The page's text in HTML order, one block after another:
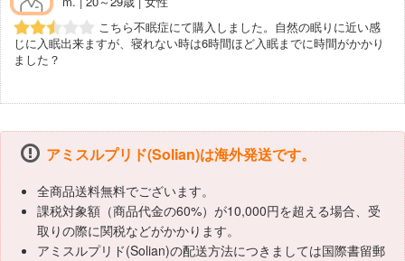
こちら不眠症にて購入しました。自然の眠りに近い感
じに入眠出来ますが、寝れない時は6時間ほど入眠までに時間がかかり
ました？
アミスルプリド(Solian)は海外発送です。
全商品送料無料でございます。
課税対象額（商品代金の60%）が10,000円を超える場合、受
取りの際に関税などがかかります。
アミスルプリド(Solian)の配送方法につきましては国際書留郵